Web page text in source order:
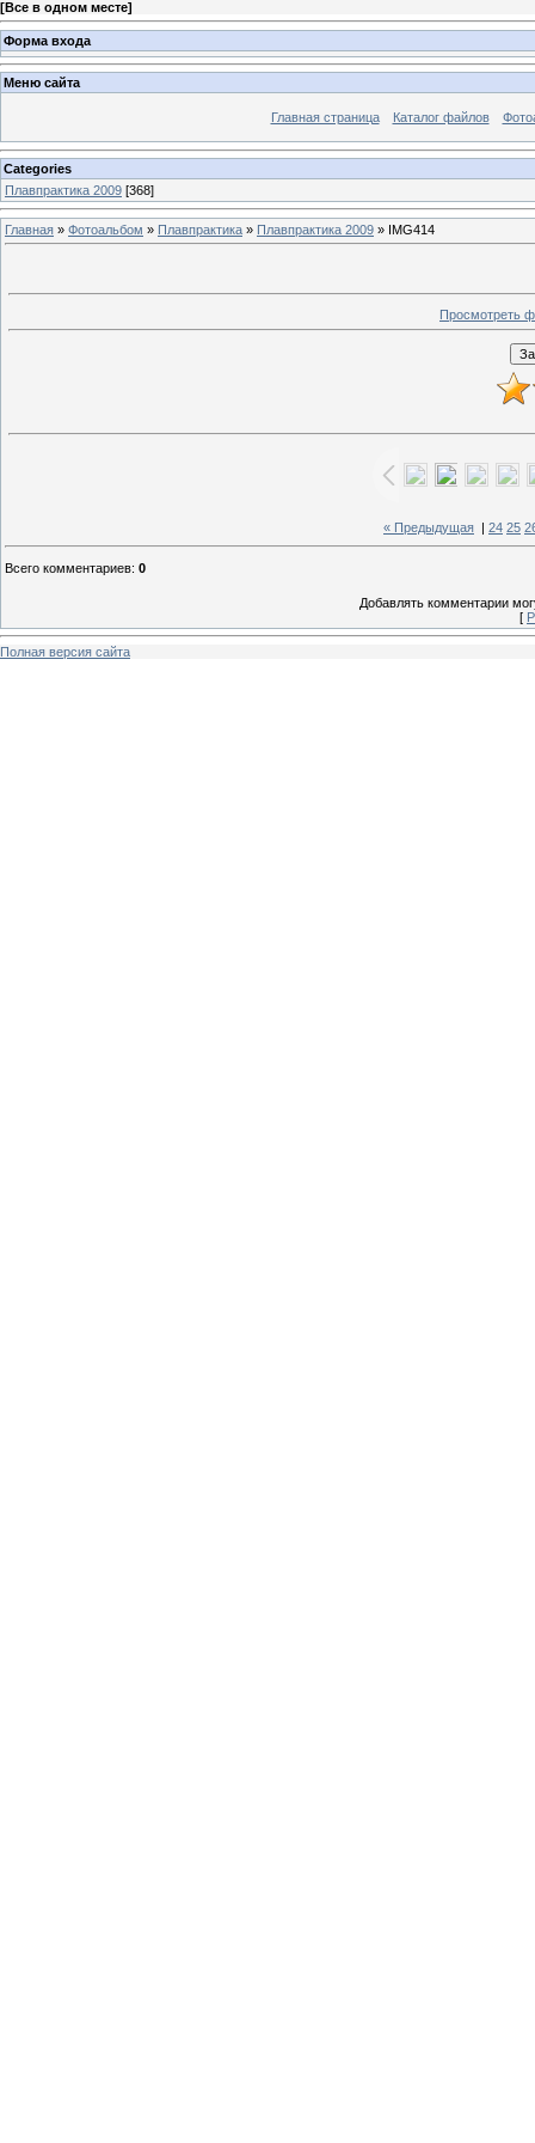
[Все в одном месте]
Форма входа
Меню сайта
Главная страница Каталог файлов
Categories
Плавпрактика 2009 [368]
Главная » Фотоальбом » Плавпрактика » Плавпрактика 2009 » IMG414
Просмотреть
« Предыдущая 24 25
Всего комментариев: 0
Добавлять комментарии
[
Полная версия сайта